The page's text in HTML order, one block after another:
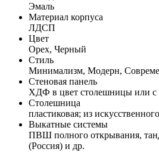
Эмаль
Материал корпуса
ЛДСП
Цвет
Орех, Черный
Стиль
Минимализм, Модерн,
Стеновая панель
ХДФ в цвет столешницы или с
Столешница
пластиковая; из
Выкатные системы
ПВШ полного открывания,
(Россия) и др.